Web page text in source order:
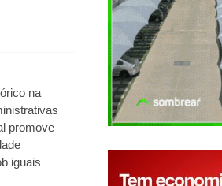
na
promove
iguais